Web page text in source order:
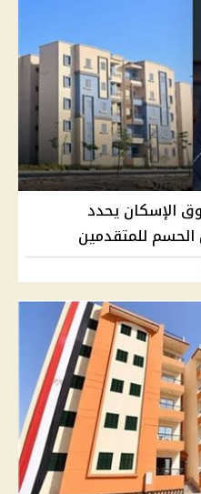
7.. صندوق الإسكان يحدد
الحسم للمتقدمين